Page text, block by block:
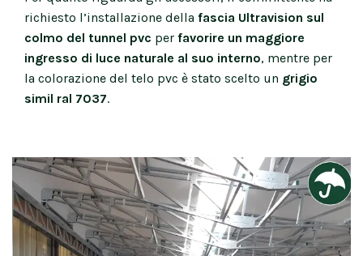
richiesto l’installazione della fascia Ultravision sul
colmo del tunnel pvc per favorire un maggiore
ingresso di luce naturale al suo interno, mentre per
la colorazione del telo pvc è stato scelto un grigio
simil ral 7037.